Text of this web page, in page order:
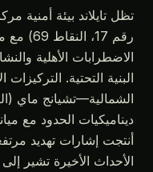
تظل تايلاند بيئة أمنية
رقم
الاضطرابات الأهلية
البنية التحتية.
ديناميكيات الحدود مع
الأحداث الأخيرة تشير